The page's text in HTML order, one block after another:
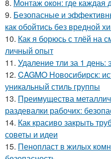
8. Монтаж окон: где каждая
9. Безопасные и
как обойтись без вредной
10. Как я борюсь с тлёй на
личный опыт
11. Удаление тли за 1
12. CAGMO Новосибирск:
уникальный стиль группы
13. Преимущества
раздевалки рабочих:
14. Как красиво закрыть
советы и идеи
15. Пенопласт в жилых